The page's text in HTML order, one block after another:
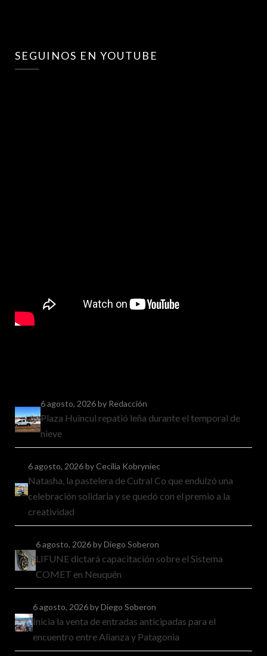
SEGUINOS EN YOUTUBE
6 agosto, 2026by Redacción
Plaza Huincul repatió leña durante el temporal de
nieve
6 agosto, 2026by Cecilia Kobryniec
Natasha, la pastelera de Cutral Co que endulzó una
celebración solidaria y se quedó con el premio a la
creatividad
6 agosto, 2026by Diego Soberon
LIFUNE dictará capacitación sobre el Sistema
COMET en Neuquén
6 agosto, 2026by Diego Soberon
Inicia la venta de entradas anticipadas para el
encuentro entre Alianza y Patagonia